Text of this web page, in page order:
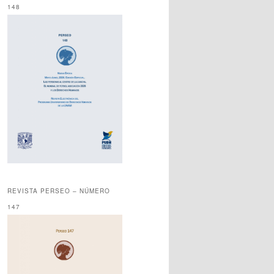
148
REVISTA PERSEO – NÚMERO
147